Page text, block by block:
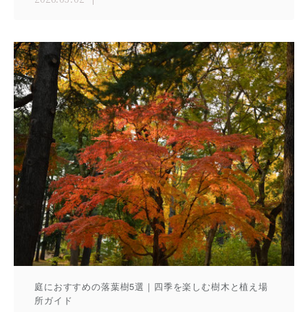
庭におすすめの落葉樹5選｜四季を楽しむ樹木と植え場
所ガイド